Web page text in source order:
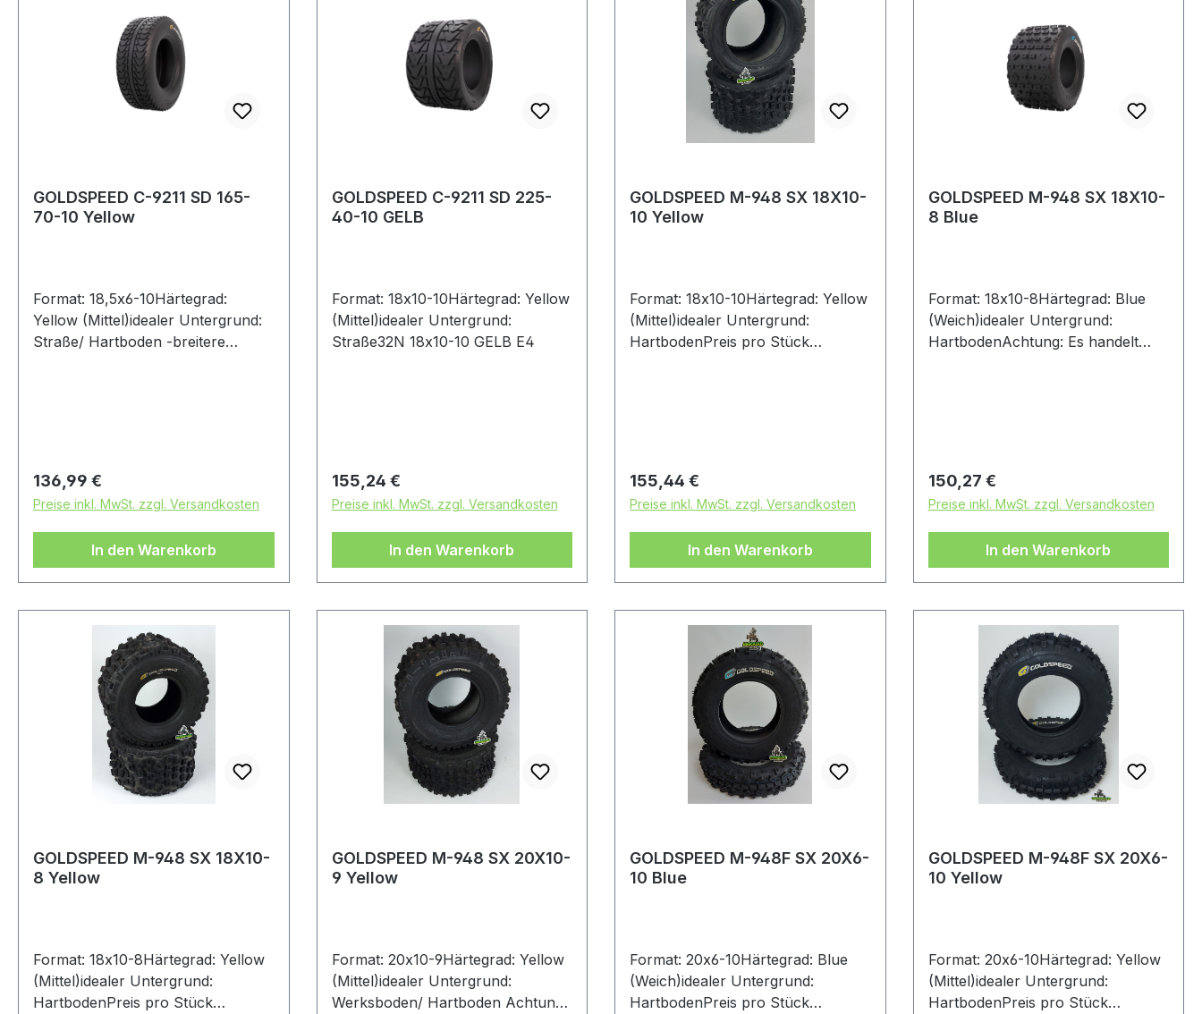
GOLDSPEED C-9211 SD 165-
70-10 Yellow
Format: 18,5x6-10Härtegrad:
Yellow (Mittel)idealer Untergrund:
Straße/ Hartboden -breitere
Regulärer Preis:
136,99 €
Preise inkl. MwSt. zzgl. Versandkosten
In den Warenkorb
GOLDSPEED C-9211 SD 225-
40-10 GELB
Format: 18x10-10Härtegrad: Yellow
(Mittel)idealer Untergrund:
Straße32N 18x10-10 GELB E4
Regulärer Preis:
155,24 €
Preise inkl. MwSt. zzgl. Versandkosten
In den Warenkorb
GOLDSPEED M-948 SX 18X10-
10 Yellow
Format: 18x10-10Härtegrad: Yellow
(Mittel)idealer Untergrund:
HartbodenPreis pro Stück
Regulärer Preis:
155,44 €
Preise inkl. MwSt. zzgl. Versandkosten
In den Warenkorb
GOLDSPEED M-948 SX 18X10-
8 Blue
Format: 18x10-8Härtegrad: Blue
(Weich)idealer Untergrund:
HartbodenAchtung: Es handelt
Regulärer Preis:
150,27 €
Preise inkl. MwSt. zzgl. Versandkosten
In den Warenkorb
GOLDSPEED M-948 SX 18X10-
8 Yellow
Format: 18x10-8Härtegrad: Yellow
(Mittel)idealer Untergrund:
HartbodenPreis pro Stück
GOLDSPEED M-948 SX 20X10-
9 Yellow
Format: 20x10-9Härtegrad: Yellow
(Mittel)idealer Untergrund:
Werksboden/ Hartboden Achtung:
GOLDSPEED M-948F SX 20X6-
10 Blue
Format: 20x6-10Härtegrad: Blue
(Weich)idealer Untergrund:
HartbodenPreis pro Stück
GOLDSPEED M-948F SX 20X6-
10 Yellow
Format: 20x6-10Härtegrad: Yellow
(Mittel)idealer Untergrund:
HartbodenPreis pro Stück